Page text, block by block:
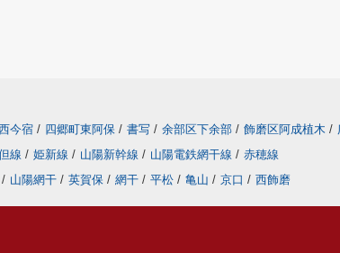
今宿 / 四郷町東阿保 / 書写 / 余部区下余部 / 飾磨区阿成植木 /
線 / 姫新線 / 山陽新幹線 / 山陽電鉄網干線 / 赤穂線
/ 山陽網干 / 英賀保 / 網干 / 平松 / 亀山 / 京口 / 西飾磨